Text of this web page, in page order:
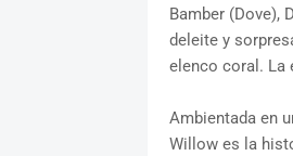
Bamber (Dove),
deleite y
elenco coral. La
Ambientada en
Willow es la